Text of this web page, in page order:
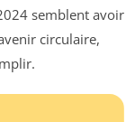
semblent avoir
circulaire,